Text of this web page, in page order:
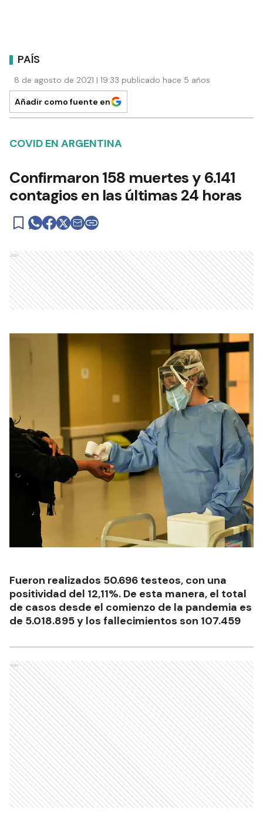
PAÍS
8 de agosto de 2021 | 19:33 publicado hace 5 años
Añadir como fuente en
COVID EN ARGENTINA
Confirmaron 158 muertes y 6.141
contagios en las últimas 24 horas
Ads
Fueron realizados 50.696 testeos, con una
positividad del 12,11%. De esta manera, el total
de casos desde el comienzo de la pandemia es
de 5.018.895 y los fallecimientos son 107.459
Ads